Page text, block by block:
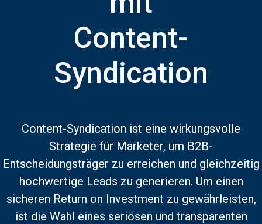
Content-
Syndication
Content-Syndication ist eine wirkungsvolle
Strategie für Marketer, um B2B-
Entscheidungsträger zu erreichen und gleichzeitig
hochwertige Leads zu generieren. Um einen
sicheren Return on Investment zu gewährleisten,
ist die Wahl eines seriösen und transparenten